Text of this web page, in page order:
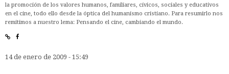
la promoción de los valores humanos, familiares, cívicos, sociales y educativos
en el cine, todo ello desde la óptica del humanismo cristiano. Para resumirlo nos
remitimos a nuestro lema: Pensando el cine, cambiando el mundo.
14 de enero de 2009 - 15:49